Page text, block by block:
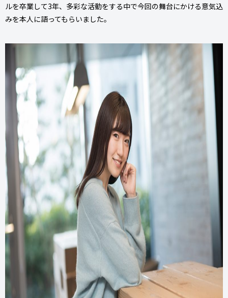
ルを卒業して3年、多彩な活動をする中で今回の舞台にかける意気込
みを本人に語ってもらいました。